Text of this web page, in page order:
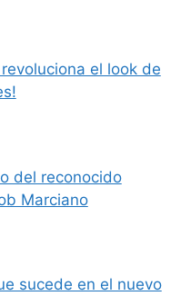
revoluciona el look de
del reconocido
Marciano
sucede en el nuevo